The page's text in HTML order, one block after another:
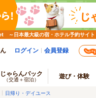
～日本最大級の宿・ホテル予約サイト
ログイン 会員登録
じゃらんパック
（交通＋宿泊） 遊び・体験
日帰り・デイユース